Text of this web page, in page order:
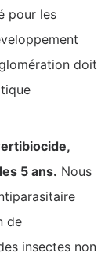
pour les
doit
5 ans. Nous
de
insectes non